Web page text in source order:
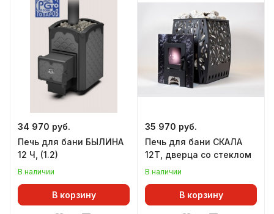
34 970 руб.
Печь для бани БЫЛИНА
12 Ч, (1.2)
В наличии
В корзину
35 970 руб.
Печь для бани СКАЛА
12Т, дверца со стеклом
В наличии
В корзину